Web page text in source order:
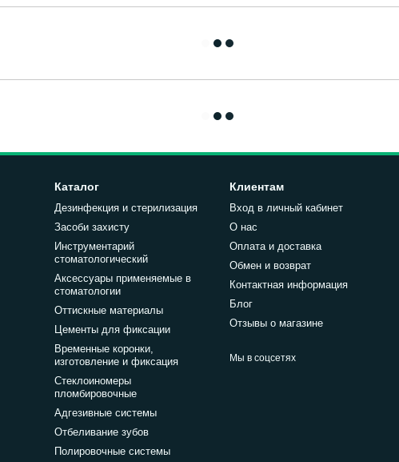
Каталог
Дезинфекция и стерилизация
Засоби захисту
Инструментарий
стоматологический
Аксессуары применяемые в
стоматологии
Оттискные материалы
Цементы для фиксации
Временные коронки,
изготовление и фиксация
Стеклоиномеры
пломбировочные
Адгезивные системы
Отбеливание зубов
Полировочные системы
Клиентам
Вход в личный кабинет
О нас
Оплата и доставка
Обмен и возврат
Контактная информация
Блог
Отзывы о магазине
Мы в соцсетях